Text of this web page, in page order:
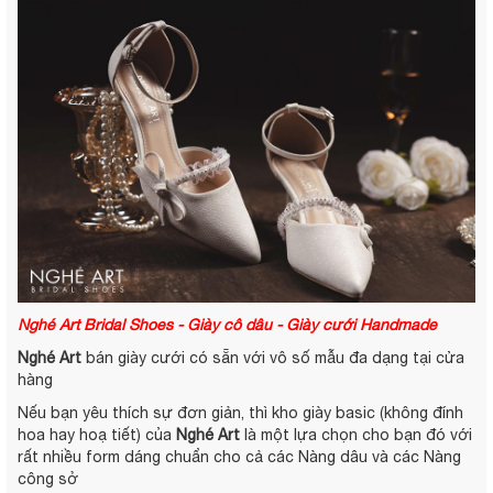
Nghé Art Bridal Shoes - Giày cô dâu - Giày cưới Handmade
Nghé Art bán giày cưới có sẵn với vô số mẫu đa dạng tại cửa
hàng
Nếu bạn yêu thích sự đơn giản, thì kho giày basic (không đính
hoa hay hoạ tiết) của Nghé Art là một lựa chọn cho bạn đó với
rất nhiều form dáng chuẩn cho cả các Nàng dâu và các Nàng
công sở